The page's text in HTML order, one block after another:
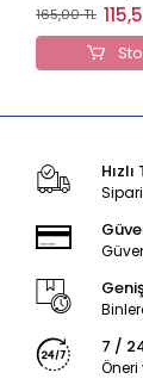
165,00 TL
7 /
Öneri